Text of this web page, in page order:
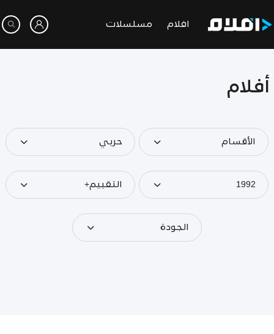
افلام مسلسلات
أفلام
الأقسام حربي
1992 التقييم+
الجودة